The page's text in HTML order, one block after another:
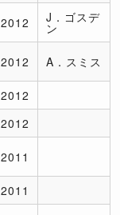
2012 J．ゴスデ
ン
2012 A．スミス
2012
2012
2011
2011